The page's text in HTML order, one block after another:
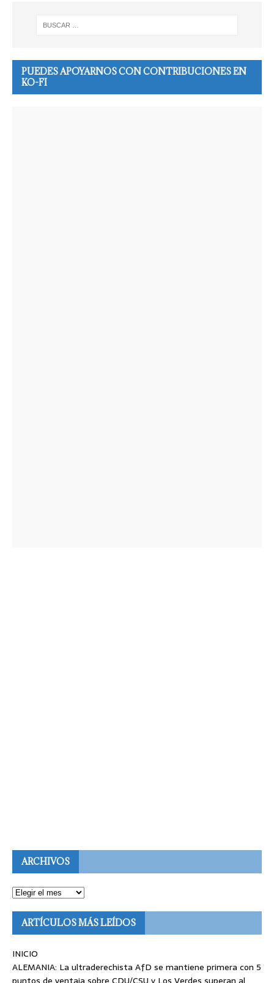
PUEDES APOYARNOS CON CONTRIBUCIONES EN
KO-FI
ARCHIVOS
ARTÍCULOS MÁS LEÍDOS
INICIO
ALEMANIA: La ultraderechista AfD se mantiene primera con 5